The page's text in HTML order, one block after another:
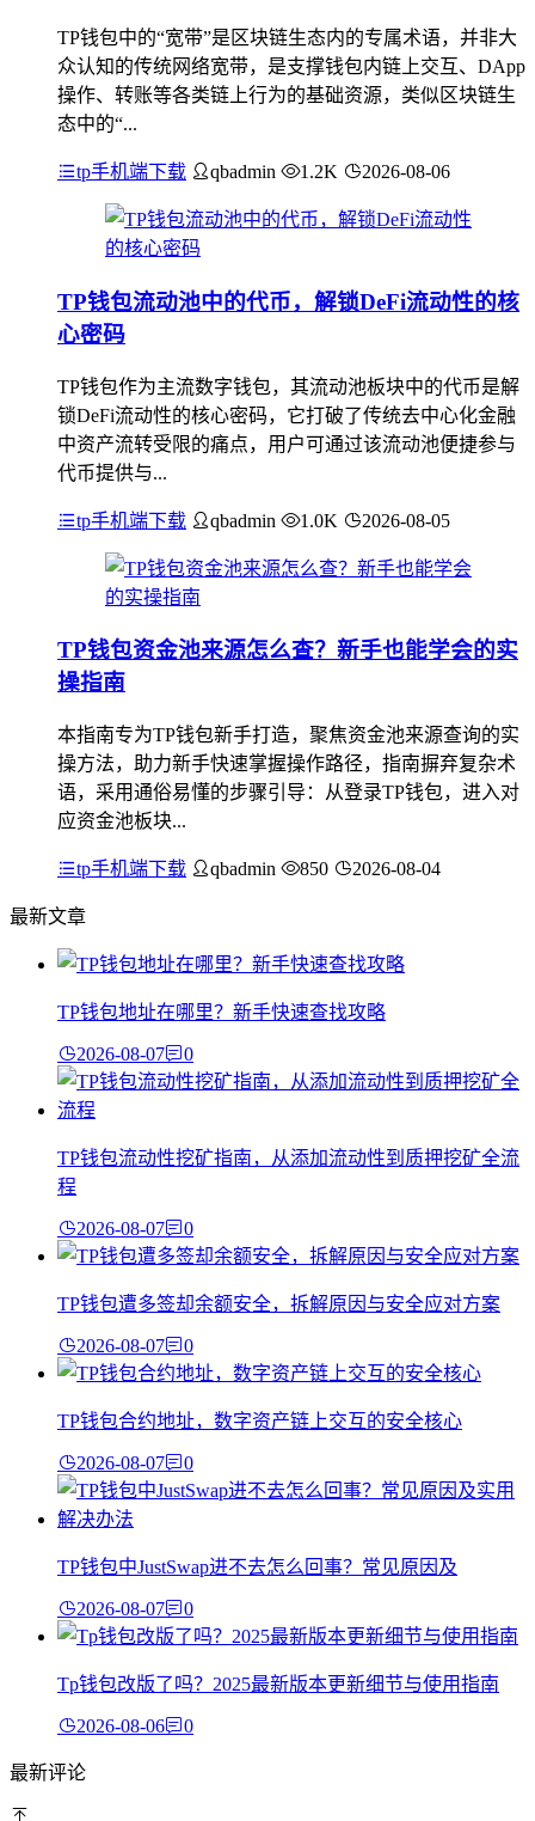
TP钱包中的“宽带”是区块链生态内的专属术语，并非大
众认知的传统网络宽带，是支撑钱包内链上交互、DApp
操作、转账等各类链上行为的基础资源，类似区块链生
态中的“...
tp手机端下载 qbadmin 1.2K 2026-08-06
TP钱包流动池中的代币，解锁DeFi流动性的核
心密码
TP钱包作为主流数字钱包，其流动池板块中的代币是解
锁DeFi流动性的核心密码，它打破了传统去中心化金融
中资产流转受限的痛点，用户可通过该流动池便捷参与
代币提供与...
tp手机端下载 qbadmin 1.0K 2026-08-05
TP钱包资金池来源怎么查？新手也能学会的实
操指南
本指南专为TP钱包新手打造，聚焦资金池来源查询的实
操方法，助力新手快速掌握操作路径，指南摒弃复杂术
语，采用通俗易懂的步骤引导：从登录TP钱包，进入对
应资金池板块...
tp手机端下载 qbadmin 850 2026-08-04
最新文章
TP钱包地址在哪里？新手快速查找攻略
2026-08-07 0
TP钱包流动性挖矿指南，从添加流动性到质押挖矿全流
程
2026-08-07 0
TP钱包遭多签却余额安全，拆解原因与安全应对方案
2026-08-07 0
TP钱包合约地址，数字资产链上交互的安全核心
2026-08-07 0
TP钱包中JustSwap进不去怎么回事？常见原因及
2026-08-07 0
Tp钱包改版了吗？2025最新版本更新细节与使用指南
2026-08-06 0
最新评论